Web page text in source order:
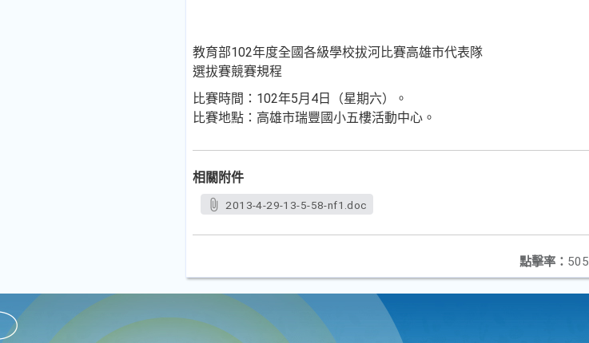
教育部102年度全國各級學校拔河比賽高雄市代表隊
選拔賽競賽規程
比賽時間：102年5月4日（星期六）。
比賽地點：高雄市瑞豐國小五樓活動中心。
相關附件
2013-4-29-13-5-58-nf1.doc
點擊率： 505